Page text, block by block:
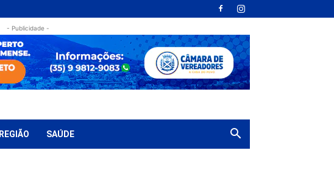
- Publicidade -
REGIÃO SAÚDE